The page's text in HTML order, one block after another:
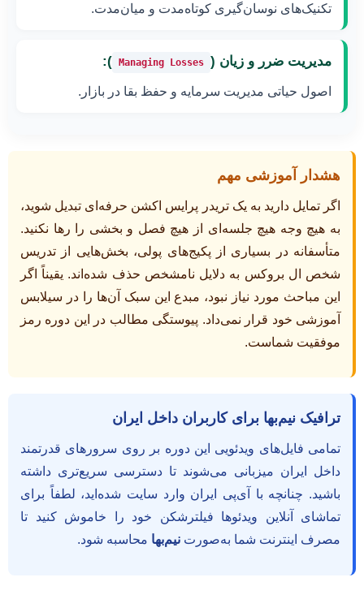
تکنیک‌های نوسان‌گیری کوتاه‌مدت و میان‌مدت.
مدیریت ضرر و زیان ( Managing Losses
):
اصول حیاتی مدیریت سرمایه و حفظ بقا در بازار.
هشدار آموزشی مهم
اگر تمایل دارید به یک تریدر پرایس اکشن حرفه‌ای تبدیل شوید،
به هیچ وجه هیچ جلسه‌ای از هیچ فصل و بخشی را رها نکنید.
متأسفانه در بسیاری از پکیج‌های پولی، بخش‌هایی از تدریس
شخص ال بروکس به دلایل نامشخص حذف شده‌اند. یقیناً اگر
این مباحث مورد نیاز نبود، مبدع این سبک آن‌ها را در سیلابس
آموزشی خود قرار نمی‌داد. پیوستگی مطالب در این دوره رمز
موفقیت شماست.
ترافیک نیم‌بها برای کاربران داخل ایران
تمامی فایل‌های ویدئویی این دوره بر روی سرورهای قدرتمند
داخل ایران میزبانی می‌شوند تا دسترسی سریع‌تری داشته
باشید. چنانچه با آی‌پی ایران وارد سایت شده‌اید، لطفاً برای
تماشای آنلاین ویدئوها فیلترشکن خود را خاموش کنید تا
مصرف اینترنت شما به‌صورت نیم‌بها محاسبه شود.